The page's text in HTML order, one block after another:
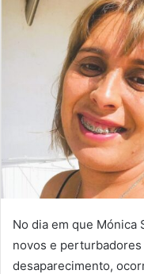
No dia em que Mónica
novos e
desaparecimento,